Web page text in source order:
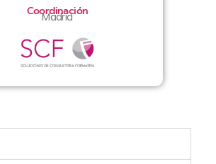
Coordinación
Madrid